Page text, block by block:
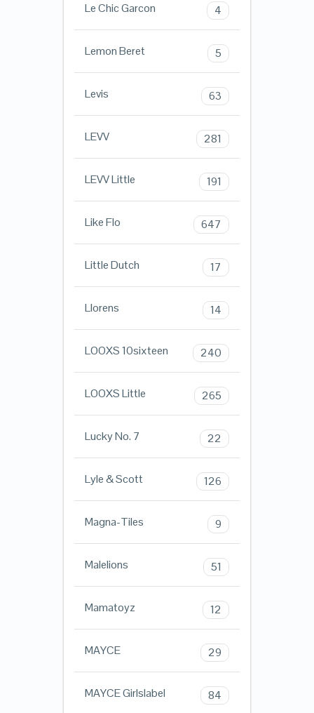
Le Chic Garcon 4
Lemon Beret 5
Levis 63
LEVV 281
LEVV Little 191
Like Flo 647
Little Dutch 17
Llorens 14
LOOXS 10sixteen 240
LOOXS Little 265
Lucky No. 7 22
Lyle & Scott 126
Magna-Tiles 9
Malelions 51
Mamatoyz 12
MAYCE 29
MAYCE Girlslabel 84